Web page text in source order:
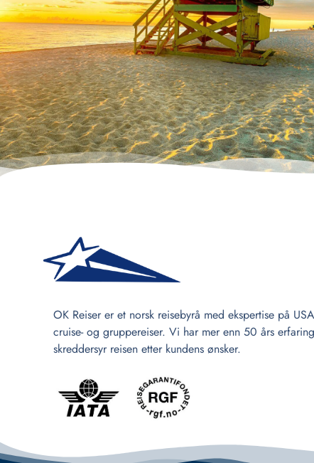
OK Reiser er et norsk reisebyrå med ekspertise på
cruise- og gruppereiser. Vi har mer enn 50 års
skreddersyr reisen etter kundens ønsker.